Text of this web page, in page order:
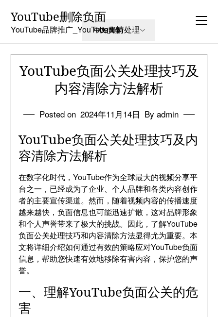
content
YouTube删除负面
YouTube品牌推广_YouTube舆情处理
YouTube负面公关处理技巧及
内容清除方法解析
Posted on 2024年11月14日 By admin
YouTube负面公关处理技巧及内
容清除方法解析
在数字化时代，YouTube作为全球最大的视频分享平
台之一，已经成为了企业、个人品牌和各类内容创作
者的主要宣传渠道。然而，随着视频内容的传播速度
越来越快，负面信息也可能迅速扩散，这对品牌形象
和个人声誉带来了极大的挑战。因此，了解YouTube
负面公关处理技巧和内容清除方法显得尤为重要。本
文将详细介绍如何通过有效的策略应对YouTube负面
信息，帮助您快速有效地移除有害内容，保护您的声
誉。
一、理解YouTube负面公关的危
害